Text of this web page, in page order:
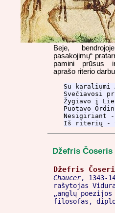
Beje,
pasakojimų“
pamini prūsus
aprašo riterio
Su karaliumi
Svečiavosi
Žygiavo į
Puotavo
Nesigiriant -
Iš riterių -
Džefris Čoseris
Džefris
Chaucer, 1343-
rašytojas
„anglų poezijos
filosofas,